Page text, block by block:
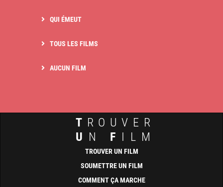
QUI ÉMEUT
TOUS LES FILMS
AUCUN FILM
T ROUVER
U N F ILM
TROUVER UN FILM
SOUMETTRE UN FILM
COMMENT ÇA MARCHE